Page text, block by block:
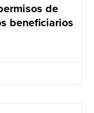
de
beneficiarios